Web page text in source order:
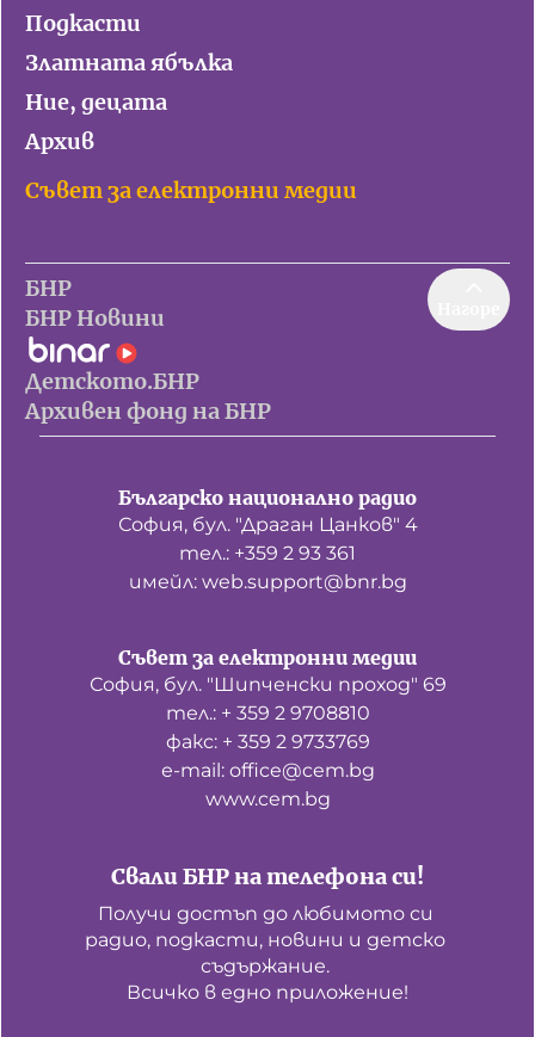
Подкасти
Златната ябълка
Ние, децата
Архив
Съвет за електронни медии
БНР
БНР Новини
Детското.БНР
Архивен фонд на БНР
Българско национално радио
София, бул. "Драган Цанков" 4
тел.: +359 2 93 361
имейл: web.support@bnr.bg
Свали БНР на телефона си!
Получи достъп до любимото си
радио, подкасти, новини и детско
съдържание.
Всичко в едно приложение!
Съвет за електронни медии
София, бул. "Шипченски проход" 69
тел.: + 359 2 9708810
факс: + 359 2 9733769
е-mail: office@cem.bg
www.cem.bg